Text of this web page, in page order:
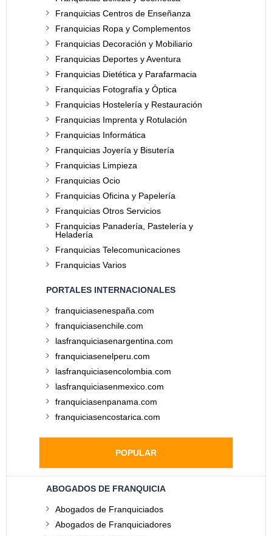
Franquicias Centros de Enseñanza
Franquicias Ropa y Complementos
Franquicias Decoración y Mobiliario
Franquicias Deportes y Aventura
Franquicias Dietética y Parafarmacia
Franquicias Fotografía y Óptica
Franquicias Hostelería y Restauración
Franquicias Imprenta y Rotulación
Franquicias Informática
Franquicias Joyería y Bisutería
Franquicias Limpieza
Franquicias Ocio
Franquicias Oficina y Papelería
Franquicias Otros Servicios
Franquicias Panadería, Pastelería y
Heladería
Franquicias Telecomunicaciones
Franquicias Varios
PORTALES INTERNACIONALES
franquiciasenespaña.com
franquiciasenchile.com
lasfranquiciasenargentina.com
franquiciasenelperu.com
lasfranquiciasencolombia.com
lasfranquiciasenmexico.com
franquiciasenpanama.com
franquiciasencostarica.com
POPULAR
ABOGADOS DE FRANQUICIA
Abogados de Franquiciados
Abogados de Franquiciadores